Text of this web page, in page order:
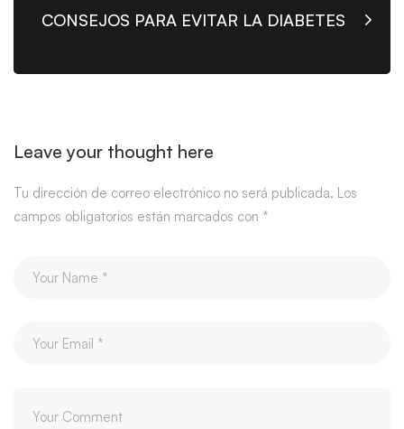
CONSEJOS PARA EVITAR LA DIABETES
Leave your thought here
Tu dirección de correo electrónico no será publicada. Los
campos obligatorios están marcados con *